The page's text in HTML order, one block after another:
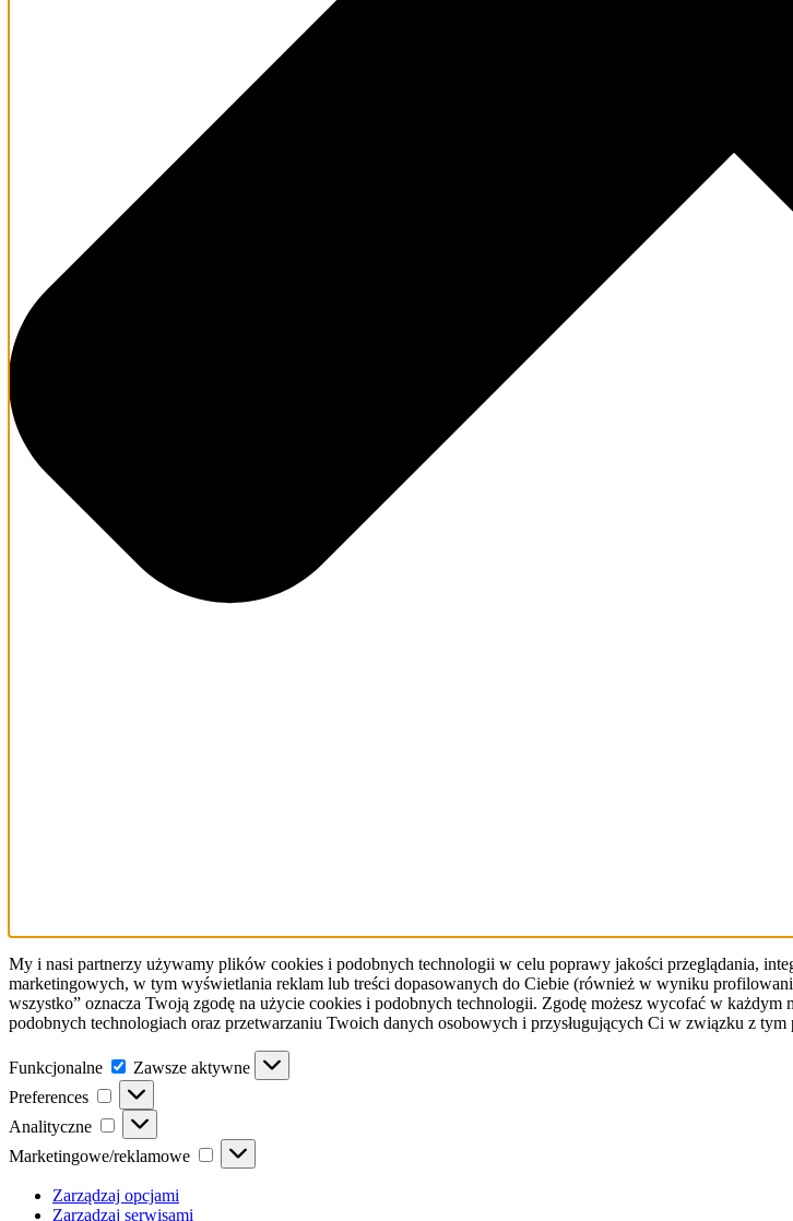
My i nasi partnerzy używamy plików cookies i podobnych technologii w celu poprawy jakości przeglądania,
marketingowych, w tym wyświetlania reklam lub treści dopasowanych do Ciebie (również w wyniku
wszystko” oznacza Twoją zgodę na użycie cookies i podobnych technologii. Zgodę możesz wycofać w
podobnych technologiach oraz przetwarzaniu Twoich danych osobowych i przysługujących Ci w związku z
Funkcjonalne Funkcjonalne
Zawsze aktywne
Preferences
Preferences
Analityczne Analityczne
Marketingowe/reklamowe Marketingowe/reklamowe
Zarządzaj opcjami
Zarządzaj serwisami